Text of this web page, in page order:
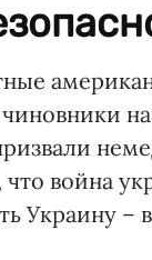
война
Украину –